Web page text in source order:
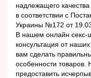
надлежащего
в соответствии с
Украины №172 от
В нашем онлайн секс-
консультация от
вам сделать
особенности товаров.
предоставить